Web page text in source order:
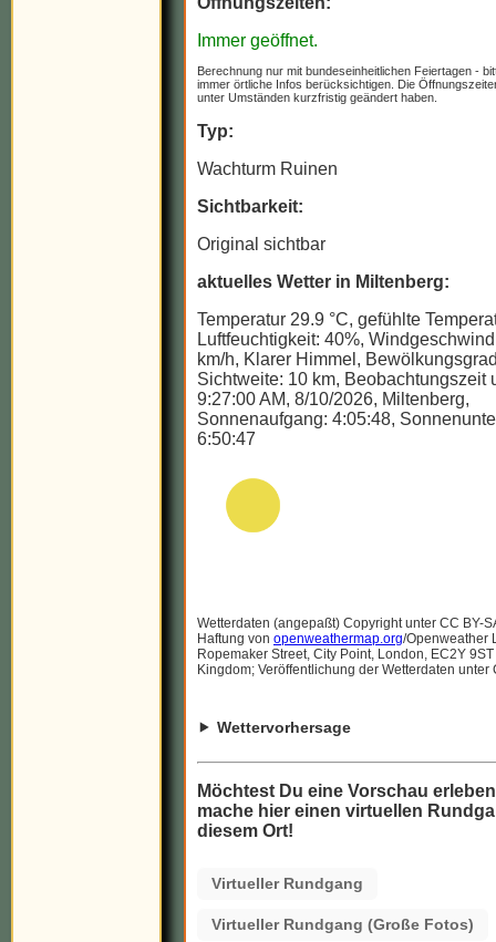
Immer geöffnet.
Berechnung nur mit bundeseinheitlichen Feiertagen -
immer örtliche Infos berücksichtigen. Die
unter Umständen kurzfristig geändert haben.
Typ:
Wachturm Ruinen
Sichtbarkeit:
Original sichtbar
aktuelles Wetter in Miltenberg:
Temperatur 29.9 °C, gefühlte
Luftfeuchtigkeit: 40%,
km/h, Klarer Himmel,
Sichtweite: 10 km, Beobachtungszeit
9:27:00 AM, 8/10/2026, Miltenberg,
Sonnenaufgang: 4:05:48,
6:50:47
Wetterdaten (angepaßt) Copyright unter CC BY-
Haftung von openweathermap.org/Openweather
Ropemaker Street, City Point, London, EC2Y
Kingdom; Veröffentlichung der Wetterdaten unter
Wettervorhersage
Möchtest Du eine Vorschau
mache hier einen virtuellen
diesem Ort!
Virtueller Rundgang
Virtueller Rundgang (Große Fotos)